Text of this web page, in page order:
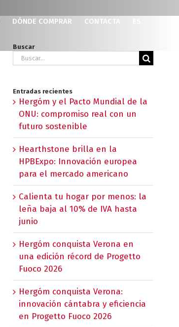
DÓNDE COMPRAR CONTACTA
Buscar
Buscar:
Entradas recientes
Hergóm y el Pacto Mundial de la
ONU: compromiso real con un
futuro sostenible
Hearthstone brilla en la
HPBExpo: Innovación europea
para el mercado americano
Calienta tu hogar por menos: la
leña baja al 10% de IVA hasta
junio
Hergóm conquista Verona en
una edición récord de Progetto
Fuoco 2026
Hergóm conquista Verona:
innovación cántabra y eficiencia
en Progetto Fuoco 2026